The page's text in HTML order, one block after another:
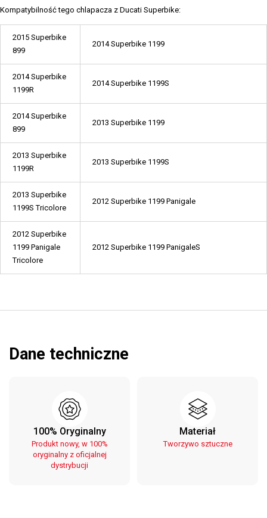
Kompatybilność tego chlapacza z Ducati Superbike:
2015 Superbike
899
2014 Superbike 1199
2014 Superbike
1199R
2014 Superbike 1199S
2014 Superbike
899
2013 Superbike 1199
2013 Superbike
1199R
2013 Superbike 1199S
2013 Superbike
1199S Tricolore
2012 Superbike 1199 Panigale
2012 Superbike
1199 Panigale
Tricolore
2012 Superbike 1199 PanigaleS
Dane techniczne
100% Oryginalny
Produkt nowy, w 100%
oryginalny z oficjalnej
dystrybucji
Materiał
Tworzywo sztuczne